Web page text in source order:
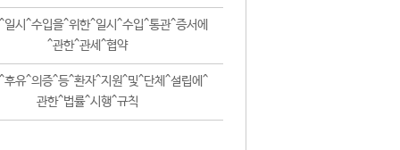
일시^수입을^위한^일시^수입^통관^증서에
^관한^관세^협약
후유^의증^등^환자^지원^및^단체^설립에^
관한^법률^시행^규칙